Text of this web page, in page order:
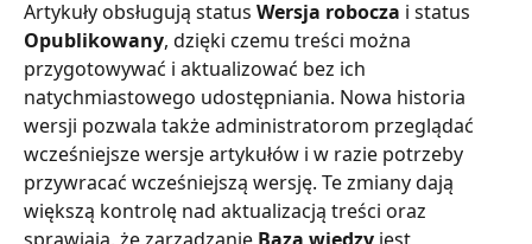
Artykuły obsługują status Wersja robocza i status
Opublikowany, dzięki czemu treści można
przygotowywać i aktualizować bez ich
natychmiastowego udostępniania. Nowa historia
wersji pozwala także administratorom przeglądać
wcześniejsze wersje artykułów i w razie potrzeby
przywracać wcześniejszą wersję. Te zmiany dają
większą kontrolę nad aktualizacją treści oraz